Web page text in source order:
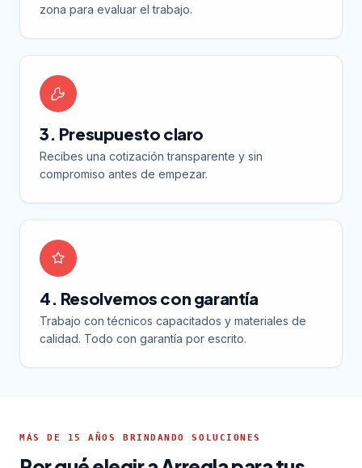
zona para evaluar el trabajo.
3. Presupuesto claro
Recibes una cotización transparente y sin
compromiso antes de empezar.
4. Resolvemos con garantía
Trabajo con técnicos capacitados y materiales de
calidad. Todo con garantía por escrito.
MÁS DE 15 AÑOS BRINDANDO SOLUCIONES